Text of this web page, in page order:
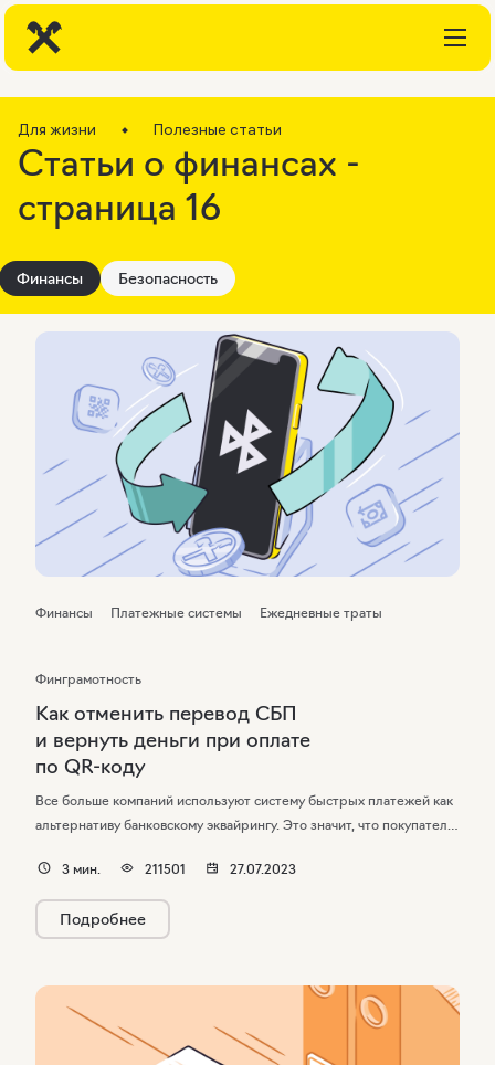
Для жизни Полезные статьи
Статьи о финансах -
страница 16
Финансы Безопасность
Финансы Платежные системы Ежедневные траты
Финграмотность
Как отменить перевод СБП
и вернуть деньги при оплате
по QR-коду
Все больше компаний используют систему быстрых платежей как
альтернативу банковскому эквайрингу. Это значит, что покупатели
торговых точках и интернет-магазинах. Рассказываем, как вернуть
деньги при отказе от покупки, и можно ли отменить перевод СБП
после его совершения.
Подробнее
3 мин. 211501 27.07.2023